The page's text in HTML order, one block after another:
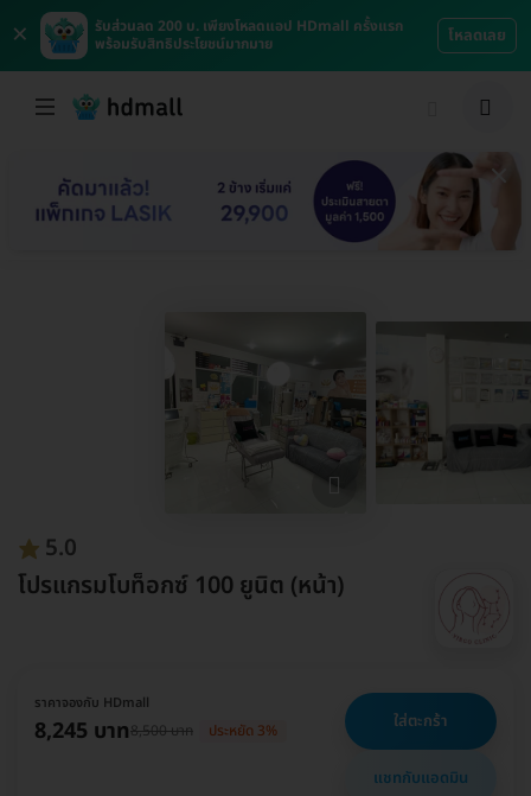
×
รับส่วนลด 200 บ. เพียงโหลดแอป HDmall ครั้งแรก
พร้อมรับสิทธิประโยชน์มากมาย
โหลดเลย
5.0
โปรแกรมโบท็อกซ์ 100 ยูนิต (หน้า)
ราคาจองกับ HDmall
8,245 บาท8,500 บาท ประหยัด 3% ใส่ตะกร้า
แชทกับแอดมิน